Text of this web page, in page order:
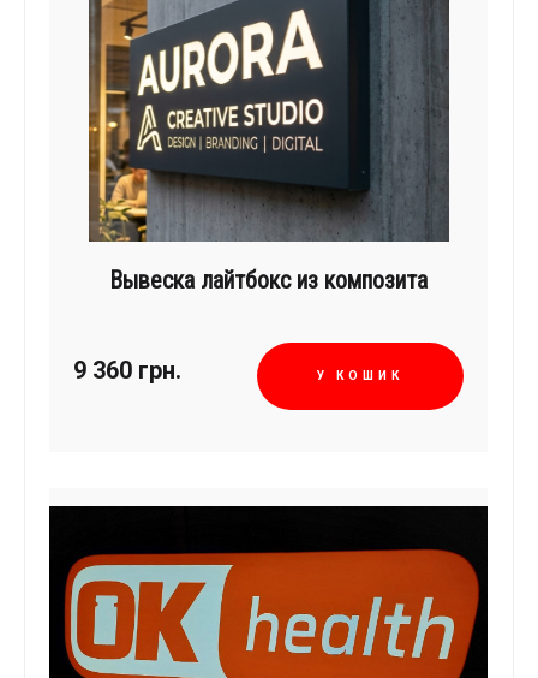
Вывеска лайтбокс из композита
грн.
9 360 У КОШИК